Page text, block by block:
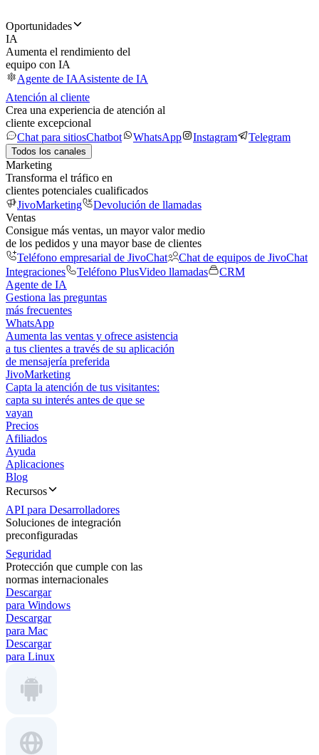
Oportunidades
IA
Aumenta el rendimiento del
equipo con IA
Agente de IAAsistente de IA
Atención al cliente
Crea una experiencia de atención al
cliente excepcional
Chat para sitiosChatbot WhatsApp Instagram Telegram
Todos los canales
Marketing
Transforma el tráfico en
clientes potenciales cualificados
JivoMarketing
Devolución de llamadas
Ventas
Consigue más ventas, un mayor valor medio
de los pedidos y una mayor base de clientes
Teléfono empresarial de JivoChat
Chat de equipos de JivoChat
Integraciones
Teléfono PlusVideo llamadas
CRM
Agente de IA
Gestiona las preguntas
más frecuentes
WhatsApp
Aumenta las ventas y ofrece asistencia
a tus clientes a través de su aplicación
de mensajería preferida
JivoMarketing
Capta la atención de tus visitantes:
capta su interés antes de que se
vayan
Precios
Afiliados
Ayuda
Aplicaciones
Blog
Recursos
API para Desarrolladores
Soluciones de integración
preconfiguradas
Seguridad
Protección que cumple con las
normas internacionales
Descargar
para Windows
Descargar
para Mac
Descargar
para Linux